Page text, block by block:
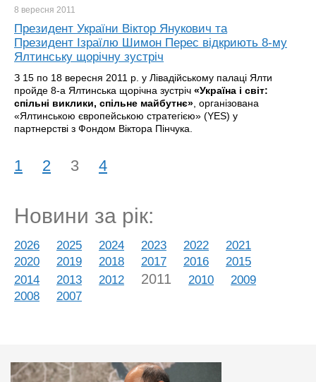
8 вересня 2011
Президент України Віктор Янукович та
Президент Ізраїлю Шимон Перес відкриють 8-му
Ялтинську щорічну зустріч
З 15 по 18 вересня 2011 р. у Лівадійському палаці Ялти
пройде 8-а Ялтинська щорічна зустріч «Україна і світ:
спільні виклики, спільне майбутнє» , організована
«Ялтинською європейською стратегією» (YES) у
партнерстві з Фондом Віктора Пінчука.
1 2 3 4
Новини за рік:
2026 2025 2024 2023 2022
2021
2020
2019 2018 2017 2016
2015
2014
2013 2012 2011 2010
2009
2008
2007